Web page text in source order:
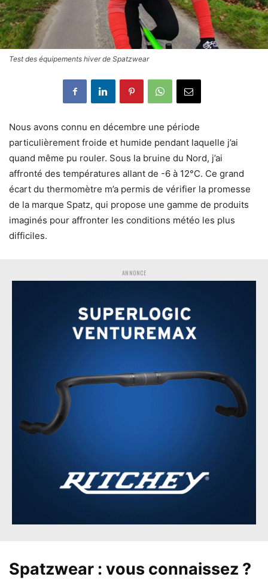
Test des équipements hiver de Spatzwear
Nous avons connu en décembre une période
particulièrement froide et humide pendant laquelle j’ai
quand même pu rouler. Sous la bruine du Nord, j’ai
affronté des températures allant de -6 à 12°C. Ce grand
écart du thermomètre m’a permis de vérifier la promesse
de la marque Spatz, qui propose une gamme de produits
imaginés pour affronter les conditions météo les plus
difficiles.
ANNONCE
Spatzwear : vous connaissez ?